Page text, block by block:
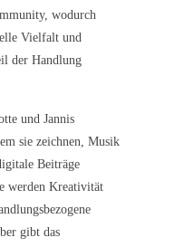
wodurch
Vielfalt und
der Handlung
und Jannis
sie zeichnen, Musik
Beiträge
werden Kreativität
gibt das